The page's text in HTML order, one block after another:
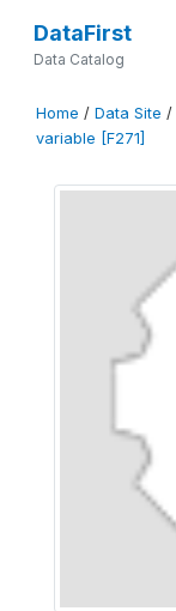
DataFirst
Data Catalog
Home / Data Site /
variable [F271]